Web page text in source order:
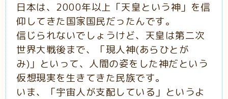
日本は、2000年以上「天皇という神」を信
仰してきた国家国民だったんです。
信じられないでしょうけど、天皇は第二次
世界大戦後まで、「現人神(あらひとが
み)」といって、人間の姿をした神だという
仮想現実を生きてきた民族です。
いま、「宇宙人が支配している」というよ